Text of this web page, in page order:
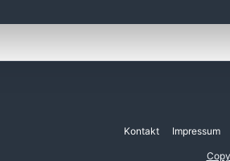
Kontakt Impressum